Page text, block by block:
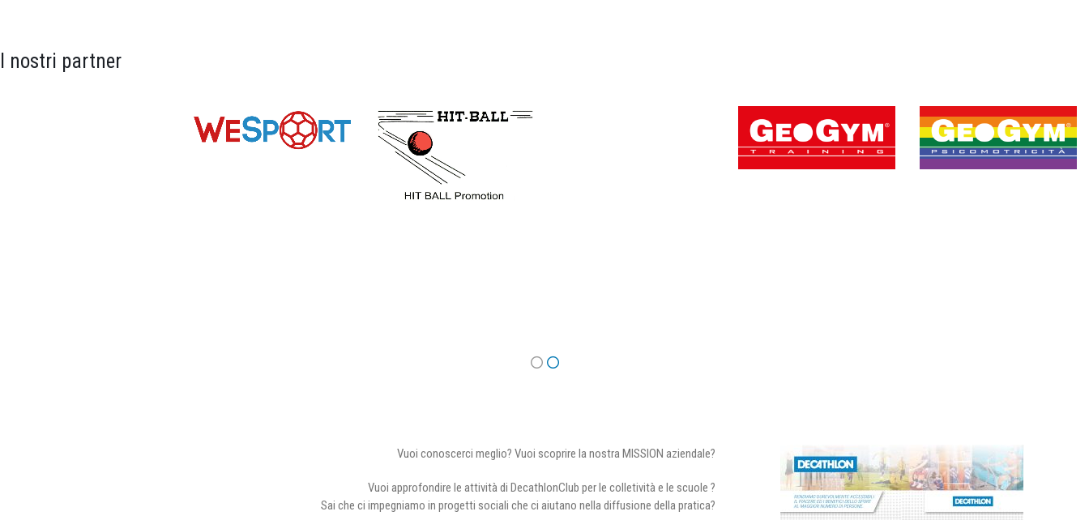
I nostri partner
Vuoi conoscerci meglio? Vuoi scoprire la nostra MISSION aziendale?
Vuoi approfondire le attività di DecathlonClub per le colletività e le scuole ?
Sai che ci impegniamo in progetti sociali che ci aiutano nella diffusione della pratica?